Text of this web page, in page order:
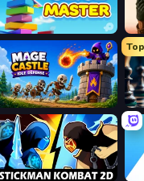
Slice Master
Mage Castle Idle Defense
Top
Stickman Kombat 2D